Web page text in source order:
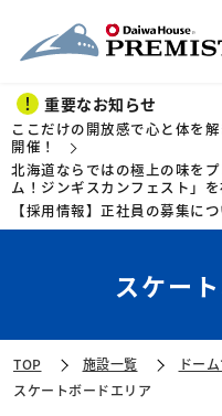
このペ
重要なお知らせ
ここだけの開放感で心と体を
開催！
北海道ならではの極上の味を
ム！ジンギスカンフェスト」
【採用情報】正社員の募集に
スケー
TOP 施設一覧
ドー
スケートボードエリア